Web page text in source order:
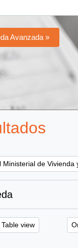
Avanzada »
de Vivienda
Table view